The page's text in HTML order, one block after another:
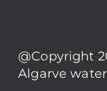
@Copyright
Algarve